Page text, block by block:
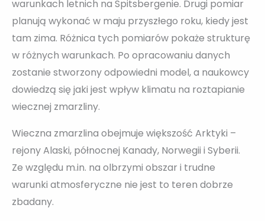
warunkach letnich na Spitsbergenie. Drugi pomiar
planują wykonać w maju przyszłego roku, kiedy jest
tam zima. Różnica tych pomiarów pokaże strukturę
w różnych warunkach. Po opracowaniu danych
zostanie stworzony odpowiedni model, a naukowcy
dowiedzą się jaki jest wpływ klimatu na roztapianie
wiecznej zmarzliny.
Wieczna zmarzlina obejmuje większość Arktyki –
rejony Alaski, północnej Kanady, Norwegii i Syberii.
Ze względu m.in. na olbrzymi obszar i trudne
warunki atmosferyczne nie jest to teren dobrze
zbadany.